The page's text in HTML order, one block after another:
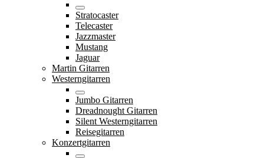
Stratocaster
Telecaster
Jazzmaster
Mustang
Jaguar
Martin Gitarren
Westerngitarren
Jumbo Gitarren
Dreadnought Gitarren
Silent Westerngitarren
Reisegitarren
Konzertgitarren